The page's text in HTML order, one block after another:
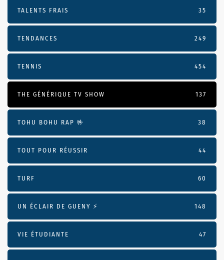
TALENTS FRAIS 35
TENDANCES 249
TENNIS 454
THE GÉNÉRIQUE TV SHOW 137
TOHU BOHU RAP 🤟 38
TOUT POUR RÉUSSIR 44
TURF 60
UN ÉCLAIR DE GUENY ⚡️ 148
VIE ÉTUDIANTE 47